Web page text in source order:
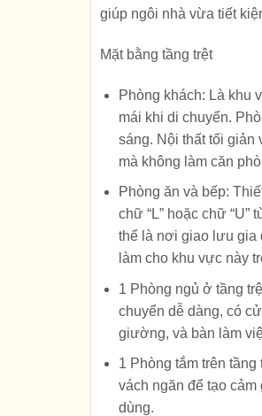
giúp ngôi nhà vừa tiết
Mặt bằng tầng trệt
Phòng khách: Là khu
mái khi di chuyển.
sáng. Nội thất tối giản
mà không làm căn
Phòng ăn và bếp:
chữ “L” hoặc chữ
thể là nơi giao lưu gia
làm cho khu vực này
1 Phòng ngủ ở tầng
chuyển dễ dàng, có
giường, và bàn làm
1 Phòng tắm trên
vách ngăn để tạo
dùng.